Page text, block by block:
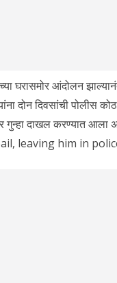
घरासमोर आंदोलन
दोन दिवसांची पोलीस
गुन्हा दाखल करण्यात आला
leaving him in